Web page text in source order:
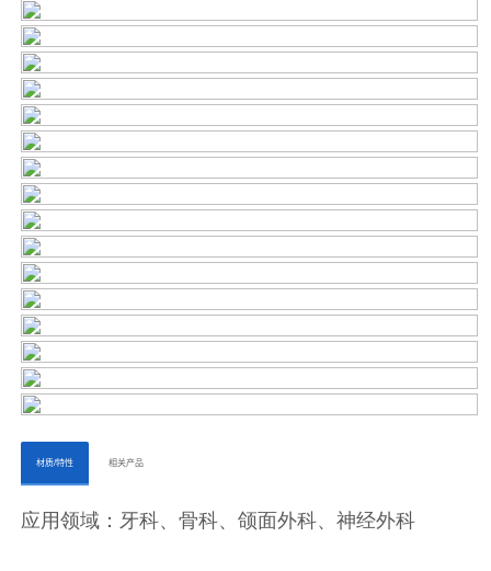
ㅤㅤ材质/特性ㅤㅤ ㅤㅤ相关产品ㅤㅤㅤ